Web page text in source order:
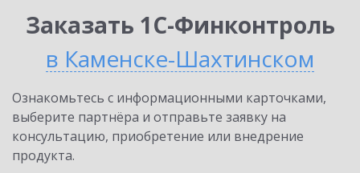
Заказать 1С-Финконтроль
в Каменске-Шахтинском
Ознакомьтесь с информационными карточками,
выберите партнёра и отправьте заявку на
консультацию, приобретение или внедрение
продукта.